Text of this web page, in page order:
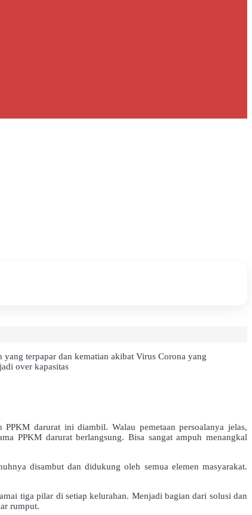
terpapar dan kematian akibat Virus Corona yang
over kapasitas
darurat ini diambil. Walau pemetaan persoalanya jelas,
PPKM darurat berlangsung. Bisa sangat ampuh menangkal
disambut dan didukung oleh semua elemen masyarakat.
tiga pilar di setiap kelurahan. Menjadi bagian dari solusi dan
rumput.